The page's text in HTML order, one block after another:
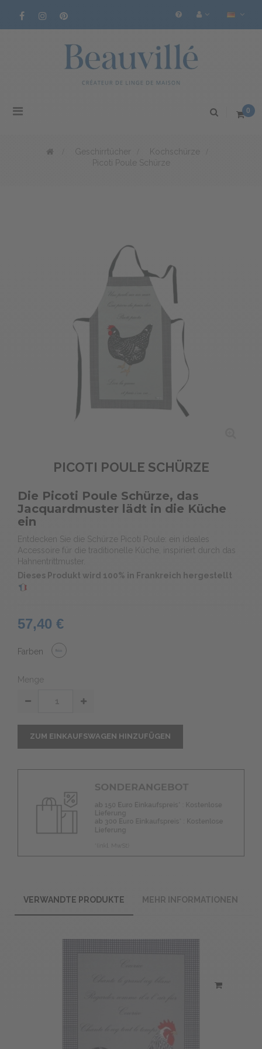
Toggle
0
Geschirrtücher Kochschürze
Picoti Poule Schürze
PICOTI POULE SCHÜRZE
Die Picoti Poule Schürze, das
Jacquardmuster lädt in die Küche
ein
Entdecken Sie die Schürze Picoti Poule: ein ideales
Accessoire für die traditionelle Küche, inspiriert durch das
Hahnentrittmuster.
Dieses Produkt wird 100% in Frankreich hergestellt
57,40 €
Farben
Menge
ZUM EINKAUFSWAGEN HINZUFÜGEN
VERWANDTE PRODUKTE MEHR INFORMATIONEN